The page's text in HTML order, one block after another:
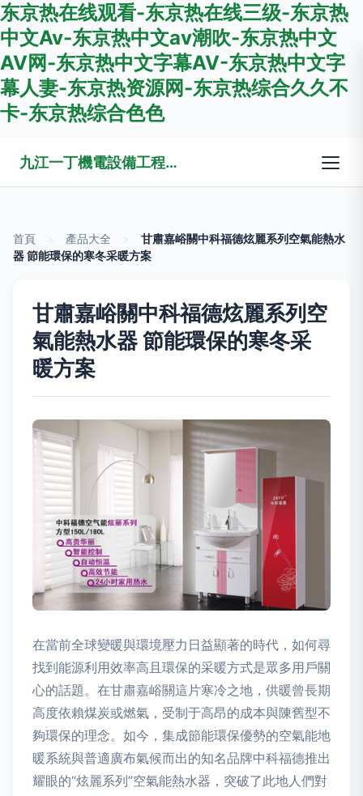
东京热在线观看-东京热在线三级-东京热
中文Av-东京热中文av潮吹-东京热中文
AV网-东京热中文字幕AV-东京热中文字
幕人妻-东京热资源网-东京热综合久久不
卡-东京热综合色色
九江一丁機電設備工程有限公司
首頁 產品大全
甘肅嘉峪關中科福德炫麗系列空氣能熱水
器 節能環保的寒冬采暖方案
甘肅嘉峪關中科福德炫麗系列空
氣能熱水器 節能環保的寒冬采
暖方案
在當前全球變暖與環境壓力日益顯著的時代，如何尋
找到能源利用效率高且環保的采暖方式是眾多用戶關
心的話題。在甘肅嘉峪關這片寒冷之地，供暖曾長期
高度依賴煤炭或燃氣，受制于高昂的成本與陳舊型不
夠環保的理念。如今，集成節能環保優勢的空氣能地
暖系統與普適廣布氣候而出的知名品牌中科福德推出
耀眼的“炫麗系列”空氣能熱水器，突破了此地人們對